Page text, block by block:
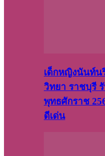
เด็กหญิงนันท์น
วิทยา ราชบุรี
พุทธศักราช
ดีเด่น